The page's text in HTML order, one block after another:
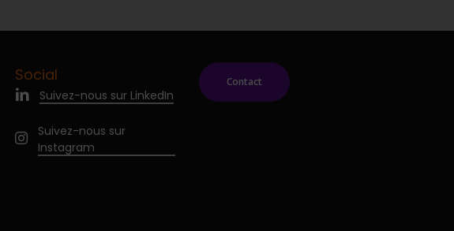
Social
Suivez-nous sur LinkedIn
Suivez-nous sur
Instagram
Contact